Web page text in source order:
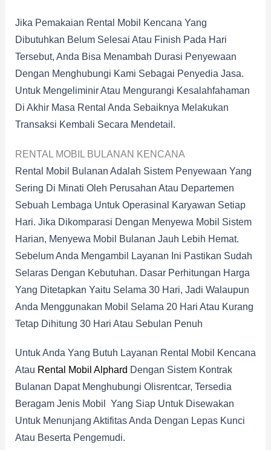
Jika Pemakaian Rental Mobil Kencana Yang
Dibutuhkan Belum Selesai Atau Finish Pada Hari
Tersebut, Anda Bisa Menambah Durasi Penyewaan
Dengan Menghubungi Kami Sebagai Penyedia Jasa.
Untuk Mengeliminir Atau Mengurangi Kesalahfahaman
Di Akhir Masa Rental Anda Sebaiknya Melakukan
Transaksi Kembali Secara Mendetail.
RENTAL MOBIL BULANAN KENCANA
Rental Mobil Bulanan Adalah Sistem Penyewaan Yang
Sering Di Minati Oleh Perusahan Atau Departemen
Sebuah Lembaga Untuk Operasinal Karyawan Setiap
Hari. Jika Dikomparasi Dengan Menyewa Mobil Sistem
Harian, Menyewa Mobil Bulanan Jauh Lebih Hemat.
Sebelum Anda Mengambil Layanan Ini Pastikan Sudah
Selaras Dengan Kebutuhan. Dasar Perhitungan Harga
Yang Ditetapkan Yaitu Selama 30 Hari, Jadi Walaupun
Anda Menggunakan Mobil Selama 20 Hari Atau Kurang
Tetap Dihitung 30 Hari Atau Sebulan Penuh
Untuk Anda Yang Butuh Layanan Rental Mobil Kencana
Atau Rental Mobil Alphard Dengan Sistem Kontrak
Bulanan Dapat Menghubungi Olisrentcar, Tersedia
Beragam Jenis Mobil Yang Siap Untuk Disewakan
Untuk Menunjang Aktifitas Anda Dengan Lepas Kunci
Atau Beserta Pengemudi.